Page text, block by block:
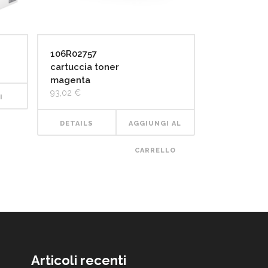
106R02757
cartuccia toner
magenta
93,02 €
DETAILS AGGIUNGI AL
CARRELLO
Articoli recenti